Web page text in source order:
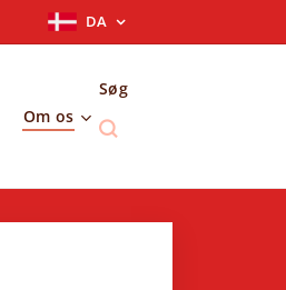
DA
Om os
Søg